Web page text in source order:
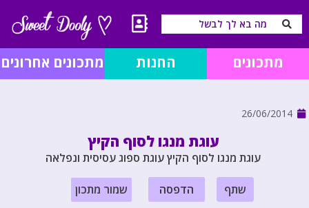
מתכונים החנות מתכונים אחרונים
26/06/2014
עוגת מנגו לסוף הקיץ
עוגת מנגו לסוף הקיץ עוגת ספוג עסיסית ונפלאה
שתף הדפסה שמור מתכון